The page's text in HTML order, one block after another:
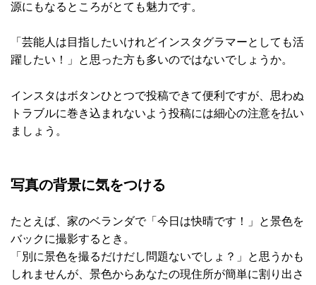
源にもなるところがとても魅力です。
「芸能人は目指したいけれどインスタグラマーとしても活
躍したい！」と思った方も多いのではないでしょうか。
インスタはボタンひとつで投稿できて便利ですが、思わぬ
トラブルに巻き込まれないよう投稿には細心の注意を払い
ましょう。
写真の背景に気をつける
たとえば、家のベランダで「今日は快晴です！」と景色を
バックに撮影するとき。
「別に景色を撮るだけだし問題ないでしょ？」と思うかも
しれませんが、景色からあなたの現住所が簡単に割り出さ